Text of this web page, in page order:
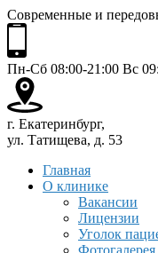
Современные и
Пн-Сб 08:00-21:00 Вс
г. Екатеринбург,
ул. Татищева, д. 53
Главная
О клинике
Вакансии
Лицензии
Уголок
Фотогалерея